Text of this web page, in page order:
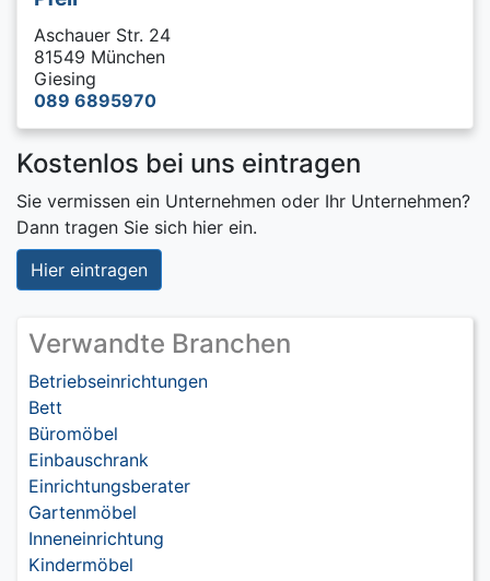
Aschauer Str. 24
81549 München
Giesing
089 6895970
Kostenlos bei uns eintragen
Sie vermissen ein Unternehmen oder Ihr Unternehmen?
Dann tragen Sie sich hier ein.
Hier eintragen
Verwandte Branchen
Betriebseinrichtungen
Bett
Büromöbel
Einbauschrank
Einrichtungsberater
Gartenmöbel
Inneneinrichtung
Kindermöbel